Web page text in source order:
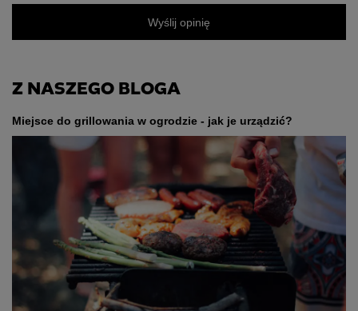
Wyślij opinię
Z NASZEGO BLOGA
Miejsce do grillowania w ogrodzie - jak je urządzić?